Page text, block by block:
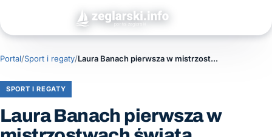
Portal/Sport i regaty/ Laura Banach pierwsza w mistrzostwach świata juniorów w klasie DN
SPORT I REGATY
Laura Banach pierwsza w